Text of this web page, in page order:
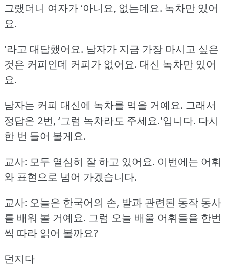
그랬더니 여자가 ‘아니요, 없는데요. 녹차만 있어
요.
'라고 대답했어요. 남자가 지금 가장 마시고 싶은
것은 커피인데 커피가 없어요. 대신 녹차만 있어
요.
남자는 커피 대신에 녹차를 먹을 거예요. 그래서
정답은 2번, ‘그럼 녹차라도 주세요.'입니다. 다시
한 번 들어 볼게요.
교사: 모두 열심히 잘 하고 있어요. 이번에는 어휘
와 표현으로 넘어 가겠습니다.
교사: 오늘은 한국어의 손, 발과 관련된 동작 동사
를 배워 볼 거예요. 그럼 오늘 배울 어휘들을 한번
씩 따라 읽어 볼까요?
던지다